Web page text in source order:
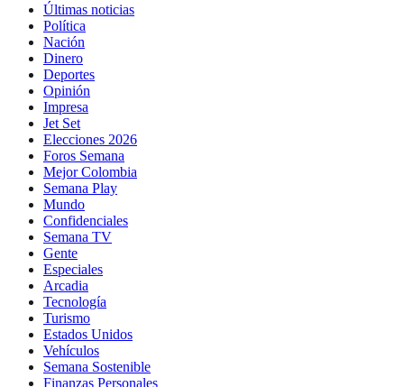
Últimas noticias
Política
Nación
Dinero
Deportes
Opinión
Impresa
Jet Set
Elecciones 2026
Foros Semana
Mejor Colombia
Semana Play
Mundo
Confidenciales
Semana TV
Gente
Especiales
Arcadia
Tecnología
Turismo
Estados Unidos
Vehículos
Semana Sostenible
Finanzas Personales